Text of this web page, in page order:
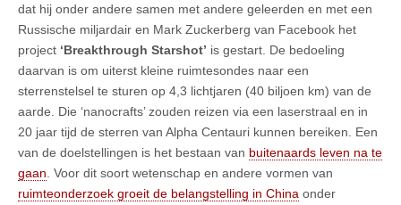
dat hij onder andere samen met andere geleerden en met een
Russische miljardair en Mark Zuckerberg van Facebook het
project ‘Breakthrough Starshot’ is gestart. De bedoeling
daarvan is om uiterst kleine ruimtesondes naar een
sterrenstelsel te sturen op 4,3 lichtjaren (40 biljoen km) van de
aarde. Die ‘nanocrafts’ zouden reizen via een laserstraal en in
20 jaar tijd de sterren van Alpha Centauri kunnen bereiken. Een
van de doelstellingen is het bestaan van buitenaards leven na te
gaan . Voor dit soort wetenschap en andere vormen van
ruimteonderzoek groeit de belangstelling in China onder